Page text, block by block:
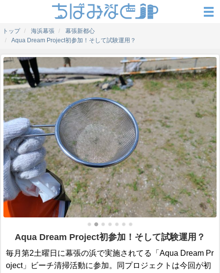
トップ 海浜幕張
幕張新都心
Aqua Dream Project初参加！そして試験運用？
Aqua Dream Project初参加！そして試験運用？
毎月第2土曜日に幕張の浜で実施されてる「Aqua Dream Pr
oject」ビーチ清掃活動に参加。同プロジェクトは今回が初